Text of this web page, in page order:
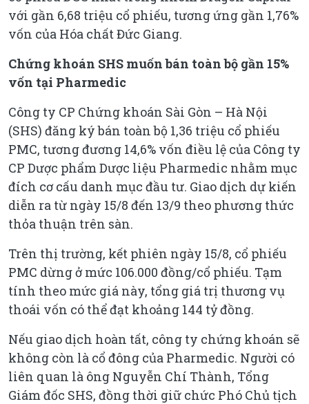
với gần 6,68 triệu cổ phiếu, tương ứng gần 1,76%
vốn của Hóa chất Đức Giang.
Chứng khoán SHS muốn bán toàn bộ gần 15%
vốn tại Pharmedic
Công ty CP Chứng khoán Sài Gòn – Hà Nội
(SHS) đăng ký bán toàn bộ 1,36 triệu cổ phiếu
PMC, tương đương 14,6% vốn điều lệ của Công ty
CP Dược phẩm Dược liệu Pharmedic nhằm mục
đích cơ cấu danh mục đầu tư. Giao dịch dự kiến
diễn ra từ ngày 15/8 đến 13/9 theo phương thức
thỏa thuận trên sàn.
Trên thị trường, kết phiên ngày 15/8, cổ phiếu
PMC dừng ở mức 106.000 đồng/cổ phiếu. Tạm
tính theo mức giá này, tổng giá trị thương vụ
thoái vốn có thể đạt khoảng 144 tỷ đồng.
Nếu giao dịch hoàn tất, công ty chứng khoán sẽ
không còn là cổ đông của Pharmedic. Người có
liên quan là ông Nguyễn Chí Thành, Tổng
Giám đốc SHS, đồng thời giữ chức Phó Chủ tịch